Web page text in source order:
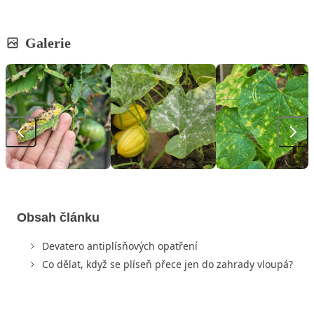
Galerie
Obsah článku
Devatero antiplísňových opatření
Co dělat, když se plíseň přece jen do zahrady vloupá?